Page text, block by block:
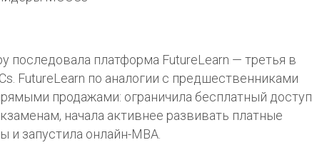
последовала платформа FutureLearn — третья в
FutureLearn по аналогии с предшественниками
продажами: ограничила бесплатный доступ
начала активнее развивать платные
и запустила онлайн-МВА.